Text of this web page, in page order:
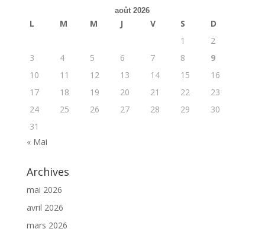
août 2026
L M M J V S
D
1
2
3
4 5 6 7 8
9
10
11 12 13 14 15
16
17
18 19 20 21 22
23
24
25 26 27 28 29
30
31
« Mai
Archives
mai 2026
avril 2026
mars 2026